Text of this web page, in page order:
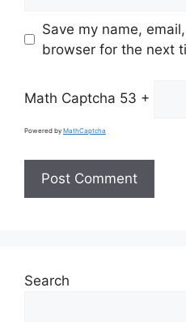
Save my name,
browser for the next
Math Captcha 53 +
Powered by MathCaptcha
Search